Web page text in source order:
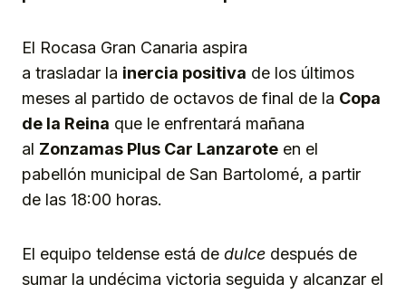
El Rocasa Gran Canaria aspira
a trasladar la inercia positiva de los últimos
meses al partido de octavos de final de la Copa
de la Reina que le enfrentará mañana
al Zonzamas Plus Car Lanzarote en el
pabellón municipal de San Bartolomé, a partir
de las 18:00 horas.
El equipo teldense está de dulce después de
sumar la undécima victoria seguida y alcanzar el